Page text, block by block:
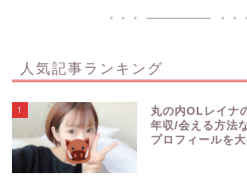
人気記事ランキング
1
丸の内OLレイナ
年収/会える方法
プロフィールを大